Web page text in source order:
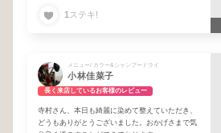
1 ステキ!
メニュー/ カラー&シャンプードライ
小林佳菜子
長く来店しているお客様のレビュー
寺村さん、本日も綺麗に染めて整えていただき、
どうもありがとうございました。おかげさまで気